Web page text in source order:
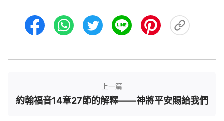
神的新工作撇弃淘汰了，最後的結局是什麽那就可想
而知了。
説到這兒，可能你對這節經文也有所明白了吧？
想，請點擊右下角的聊天按鈕與我們聯繫！
上一篇
約翰福音14章27節的解釋——神將平安賜給我們